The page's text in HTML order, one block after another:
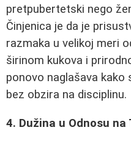
pretpubertetski nego
Činjenica je da je
razmaka u velikoj meri
širinom kukova i
ponovo naglašava
bez obzira na disciplinu.
4. Dužina u Odnosu na